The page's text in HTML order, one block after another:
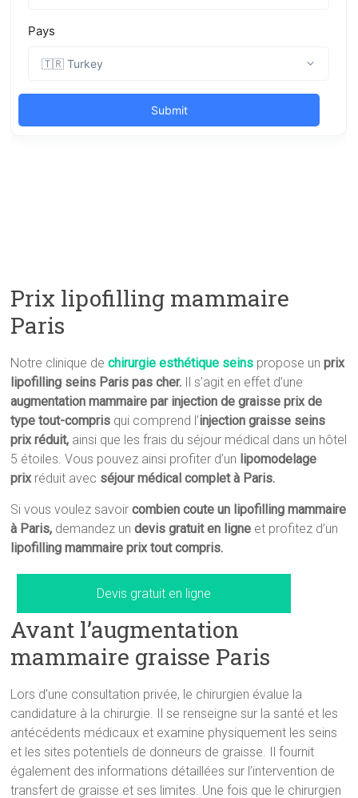
Prix lipofilling mammaire
Paris
Notre clinique de chirurgie esthétique seins propose unprix
lipofilling seins Paris pas cher. Il s’agit en effet d’une
augmentation mammaire par injection de graisse prixde
type tout-compris qui comprend l’injection graisse seins
prixréduit, ainsi que les frais du séjour médical dans un hôtel
5 étoiles. Vous pouvez ainsi profiter d’un lipomodelage
prixréduit avec séjour médical complet à Paris.
Si vous voulez savoircombien coute un lipofilling mammaire
à Paris, demandez undevis gratuit en ligne et profitez d’un
lipofilling mammaire prix tout compris.
Devis gratuit en ligne
Avant l’augmentation
mammaire graisse Paris
Lors d’une consultation privée, le chirurgien évalue la
candidature à la chirurgie. Il se renseigne sur la santé et les
antécédents médicaux et examine physiquement les seins
et les sites potentiels de donneurs de graisse. Il fournit
également des informations détaillées sur l’intervention de
transfert de graisse et ses limites. Une fois que le chirurgien